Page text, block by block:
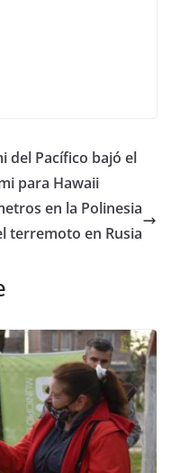
del Pacífico bajó el
para Hawaii
en la Polinesia
terremoto en Rusia